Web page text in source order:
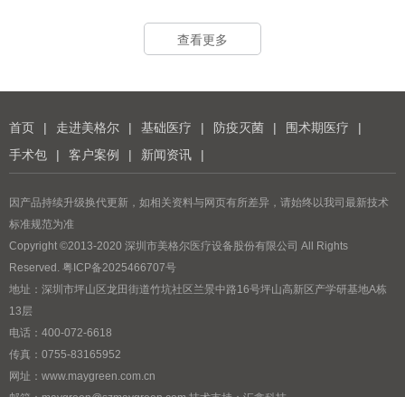
查看更多
首页 | 走进美格尔 | 基础医疗 | 防疫灭菌 | 围术期医疗
|
手术包
| 客户案例 | 新闻资讯 |
因产品持续升级换代更新，如相关资料与网页有所差异，请始终以我司最新技术
标准规范为准
Copyright ©2013-2020 深圳市美格尔医疗设备股份有限公司 All Rights
Reserved. 粤ICP备2025466707号
地址：深圳市坪山区龙田街道竹坑社区兰景中路16号坪山高新区产学研基地A栋
13层
电话： 400-072-6618
传真：0755-83165952
网址： www.maygreen.com.cn